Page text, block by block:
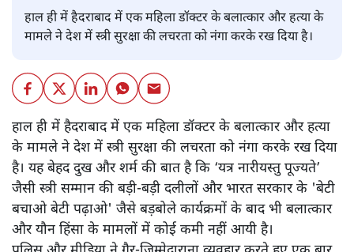
हाल ही में हैदराबाद में एक महिला डॉक्टर के बलात्कार और हत्या के
मामले ने देश में स्त्री सुरक्षा की लचरता को नंगा करके रख दिया है।
हाल ही में हैदराबाद में एक महिला डॉक्टर के बलात्कार और हत्या
के मामले ने देश में स्त्री सुरक्षा की लचरता को नंगा करके रख दिया
है। यह बेहद दुख और शर्म की बात है कि ‘यत्र नारीयस्तु पूज्यते’
जैसी स्त्री सम्मान की बड़ी-बड़ी दलीलों और भारत सरकार के 'बेटी
बचाओ बेटी पढ़ाओ' जैसे बड़बोले कार्यक्रमों के बाद भी बलात्कार
और यौन हिंसा के मामलों में कोई कमी नहीं आयी है।